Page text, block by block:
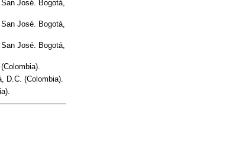
José. Bogotá,
José. Bogotá,
José. Bogotá,
D.C. (Colombia).